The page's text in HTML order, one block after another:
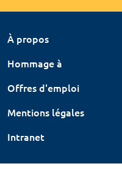
À propos
Hommage à
Offres d'emploi
Mentions légales
Intranet